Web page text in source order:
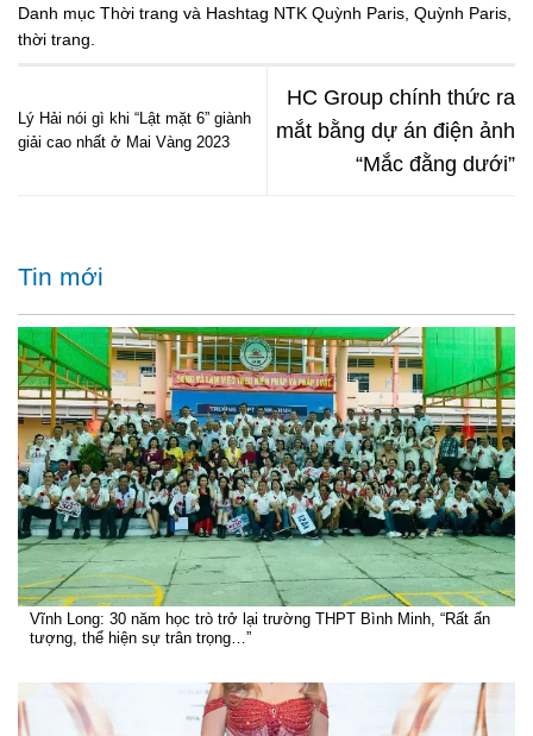
Danh mục Thời trang và Hashtag NTK Quỳnh Paris Quỳnh Paris
thời trang
Lý Hải nói gì khi “Lật mặt 6” giành
giải cao nhất ở Mai Vàng 2023
HC Group chính thức ra
mắt bằng dự án điện ảnh
“Mắc đằng dưới”
Tin mới
Vĩnh Long: 30 năm học trò trở lại trường THPT Bình Minh, “Rất ấn
tượng, thể hiện sự trân trọng…”